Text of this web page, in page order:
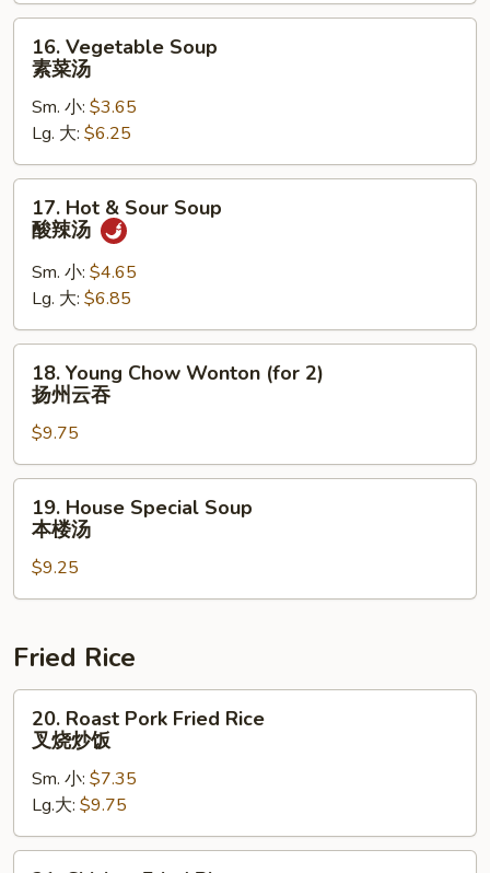
汤
Vegetable
Soup
汤
16. Vegetable Soup
素菜汤
Sm. 小: $3.65
Lg. 大: $6.25
Hot
Sour
Soup
酸
辣
17. Hot & Sour Soup
酸辣汤
Sm. 小: $4.65
Lg. 大: $6.85
Young
Chow
Wonton
(for
2)
吞
18. Young Chow Wonton (for 2)
扬州云吞
$9.75
House
Special
Soup
本
汤
19. House Special Soup
本楼汤
$9.25
Fried Rice
Roast
Pork
Fried
Rice
叉
烧
20. Roast Pork Fried Rice
叉烧炒饭
Sm. 小: $7.35
Lg.大: $9.75